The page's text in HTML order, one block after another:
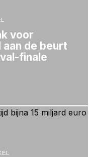
voor
de beurt
finale